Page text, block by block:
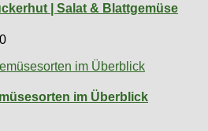
| Salat & Blattgemüse
im Überblick